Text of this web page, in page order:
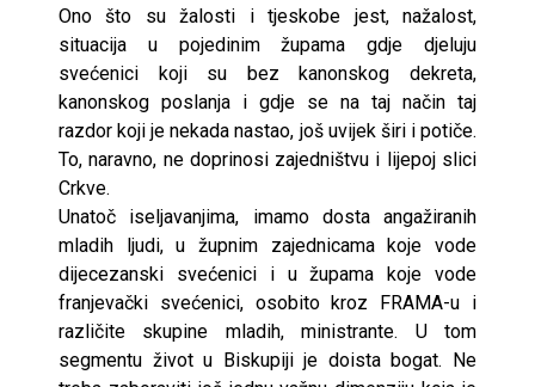
Ono što su žalosti i tjeskobe jest, nažalost,
situacija u pojedinim župama gdje djeluju
svećenici koji su bez kanonskog dekreta,
kanonskog poslanja i gdje se na taj način taj
razdor koji je nekada nastao, još uvijek širi i potiče.
To, naravno, ne doprinosi zajedništvu i lijepoj slici
Crkve.
Unatoč iseljavanjima, imamo dosta angažiranih
mladih ljudi, u župnim zajednicama koje vode
dijecezanski svećenici i u župama koje vode
franjevački svećenici, osobito kroz FRAMA-u i
različite skupine mladih, ministrante. U tom
segmentu život u Biskupiji je doista bogat. Ne